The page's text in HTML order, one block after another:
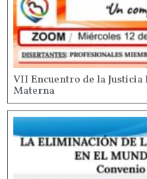
VII Encuentro de la
Materna